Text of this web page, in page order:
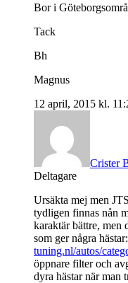
Bor i
Tack
Bh
Magnus
12 april, 2015 kl.
Crister
Deltagare
Ursäkta mej men
tydligen finnas nån
karaktär bättre, men
som ger några hästar:
tuning.nl/autos/
öppnare filter och
dyra hästar när